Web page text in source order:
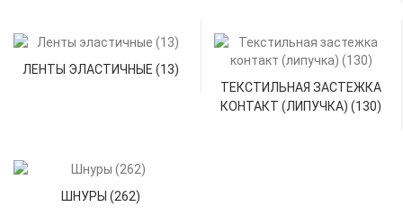
ЛЕНТЫ ЭЛАСТИЧНЫЕ (13)
ТЕКСТИЛЬНАЯ ЗАСТЕЖКА
КОНТАКТ (ЛИПУЧКА) (130)
ШНУРЫ (262)